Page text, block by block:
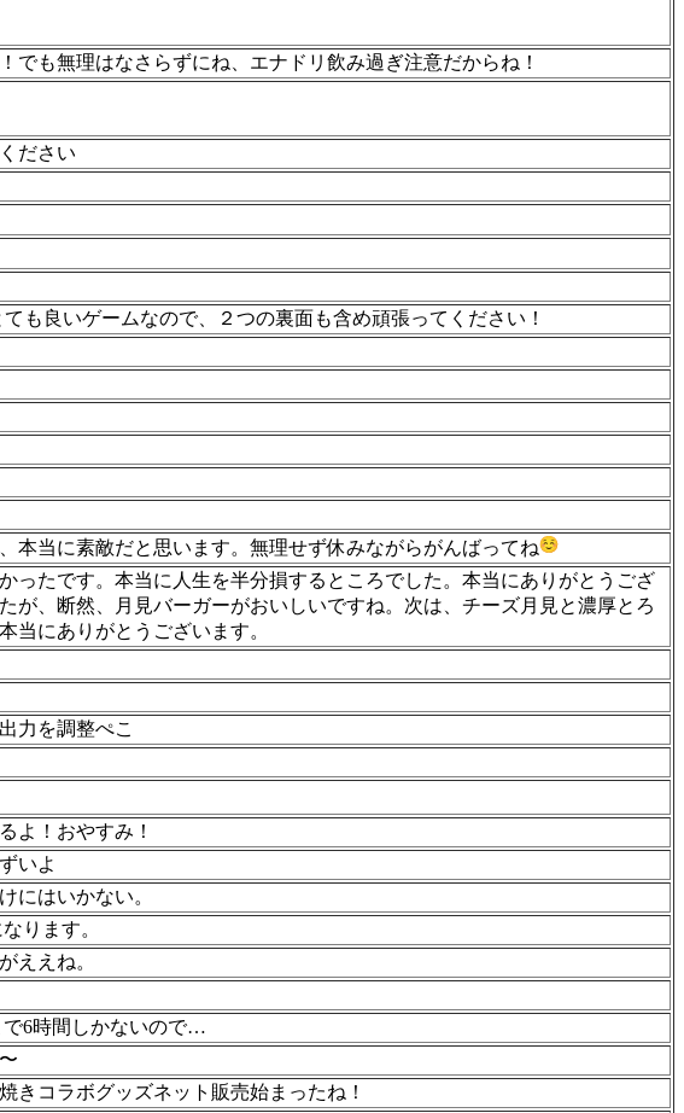
でも無理はなさらずにね、エナドリ飲み過ぎ注意だからね！
ださい
も良いゲームなので、２つの裏面も含め頑張ってください！
本当に素敵だと思います。無理せず休みながらがんばってね
ったです。本当に人生を半分損するところでした。本当にありがとうござ
が、断然、月見バーガーがおいしいですね。次は、チーズ月見と濃厚とろ
当にありがとうございます。
力を調整ぺこ
よ！おやすみ！
いよ
にはいかない。
ります。
ええね。
6時間しかないので…
きコラボグッズネット販売始まったね！